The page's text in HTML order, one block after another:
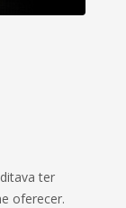
ter
oferecer.